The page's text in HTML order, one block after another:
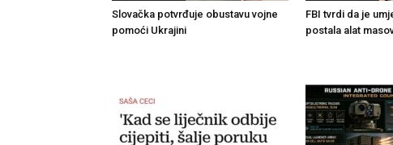
Slovačka potvrđuje obustavu vojne
pomoći Ukrajini
FBI tvrdi da je
postala alat